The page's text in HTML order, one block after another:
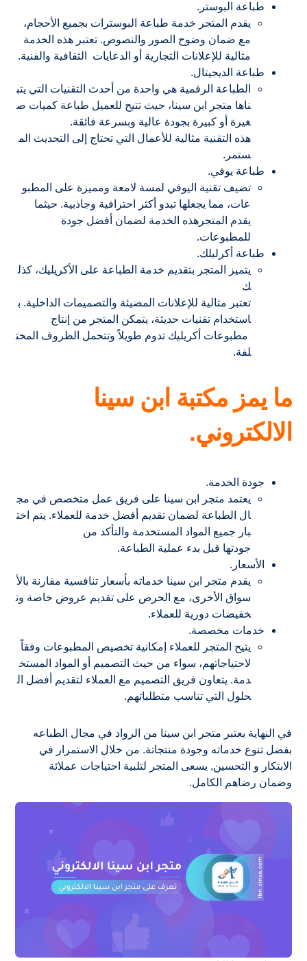
طباعة البوستر.
يقدم المتجر خدمة طباعة البوسترات بجميع الأحجام،
مع ضمان وضوح الصور والنصوص. تعتبر هذه الخدمة
مثالية للإعلانات التجارية أو الدعايات الثقافية والفنية.
طباعة الديجيتال.
الطباعة الرقمية هي واحدة من أحدث التقنيات التي يتب
ناها متجر ابن سينا، حيث تتيح للعميل طباعة كميات ص
غيرة أو كبيرة بجودة عالية وبسرعة فائقة.
هذه التقنية مثالية للأعمال التي تحتاج إلى التحديث الم
ستمر.
طباعة يوفي.
تضيف تقنية اليوفي لمسة لامعة ومميزة على المطبو
عات، مما يجعلها تبدو أكثر احترافية وجاذبية. حيثما
يقدم المتجرهذه الخدمة لضمان أفضل جودة
للمطبوعات.
طباعة أكرليلك.
يتميز المتجر بتقديم خدمة الطباعة على الأكريليك، كذل
ك
تعتبر مثالية للإعلانات المضيئة والتصميمات الداخلية. ب
استخدام تقنيات حديثة، يتمكن المتجر من إنتاج
مطبوعات أكريليك تدوم طويلاً وتتحمل الظروف المخت
لفة.
ما يمز مكتبة ابن سينا
الالكتروني.
جودة الخدمة.
يعتمد متجر ابن سينا على فريق عمل متخصص في مج
ال الطباعة لضمان تقديم أفضل خدمة للعملاء. يتم اخت
بار جميع المواد المستخدمة والتأكد من
جودتها قبل بدء عملية الطباعة.
الأسعار.
يقدم متجر ابن سينا خدماته بأسعار تنافسية مقارنة بالأ
سواق الأخرى، مع الحرص على تقديم عروض خاصة وت
خفيضات دورية للعملاء.
خدمات مخصصة.
يتيح المتجر للعملاء إمكانية تخصيص المطبوعات وفقاً
لاحتياجاتهم، سواء من حيث التصميم أو المواد المستخ
دمة. يتعاون فريق التصميم مع العملاء لتقديم أفضل ال
حلول التي تناسب متطلباتهم.
في النهاية يعتبر متجر ابن سينا من الرواد في مجال الطباعه
بفضل تنوع خدماته وجودة منتجاتة. من خلال الاستمرار في
الابتكار و التحسين, يسعى المتجر لتلبية احتياجات عملائة
وضمان رضاهم الكامل.